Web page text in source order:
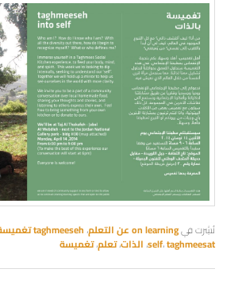
نُشِرت فيon learning عن التعلم ،taghmeeseh تغميسة
self،taghmeesat ،الذات،تعلم،تغميسة